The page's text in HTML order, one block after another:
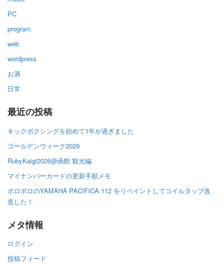
PC
program
web
wordpress
お酒
日常
最近の投稿
キックボクシングを始めて1年が過ぎました
ゴールデンウィーク2026
RubyKaigi2026@函館 観光編
マイナンバーカードの更新手順メモ
ボロボロのYAMAHA PACIFICA 112 をリペイントしてコイルタップ改
造した！
メタ情報
ログイン
投稿フィード